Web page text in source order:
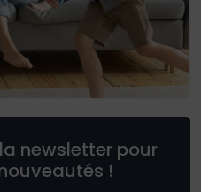
newsletter pour
!